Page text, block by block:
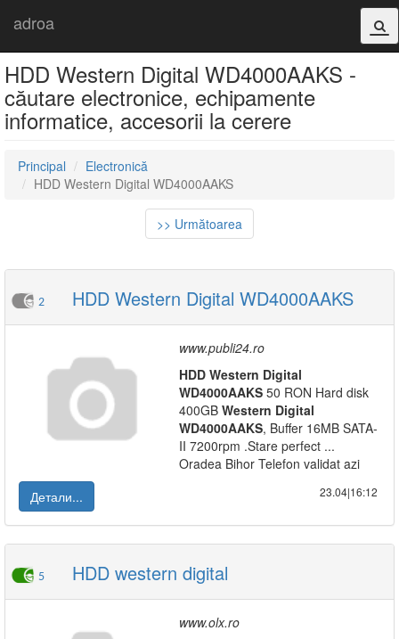
adroa
HDD Western Digital WD4000AAKS -
căutare electronice, echipamente
informatice, accesorii la cerere
Principal
Electronică
HDD Western Digital WD4000AAKS
>> Următoarea
2 HDD Western Digital WD4000AAKS
www.publi24.ro
HDD Western Digital
WD4000AAKS 50 RON Hard disk
400GB Western Digital
WD4000AAKS, Buffer 16MB SATA-
II 7200rpm .Stare perfect ...
Oradea Bihor Telefon validat azi
Детали...
23.04|16:12
5 HDD western digital
www.olx.ro